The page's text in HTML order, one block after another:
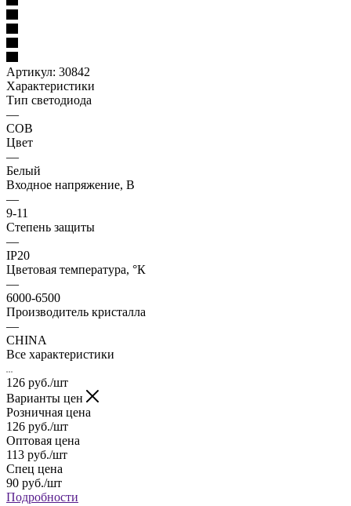
Артикул: 30842
Характеристики
Тип светодиода
—
COB
Цвет
—
Белый
Входное напряжение, В
—
9-11
Степень защиты
—
IP20
Цветовая температура, °К
—
6000-6500
Производитель кристалла
—
CHINA
Все характеристики
126 руб./шт
Варианты цен
Розничная цена
126 руб./шт
Оптовая цена
113 руб./шт
Спец цена
90 руб./шт
Подробности